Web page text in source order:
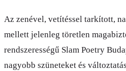
Az zenével, vetítéssel tarkított,
mellett jelenleg töretlen
rendszerességű Slam Poetry
nagyobb szüneteket és